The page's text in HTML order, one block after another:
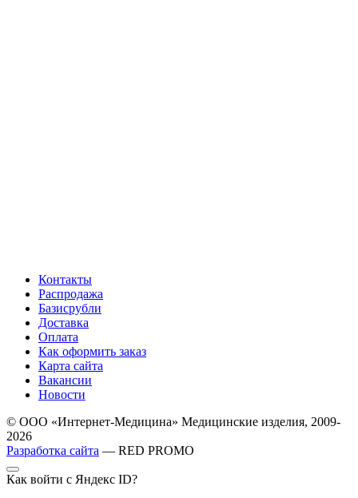
Контакты
Распродажа
Базисрубли
Доставка
Оплата
Как оформить заказ
Карта сайта
Вакансии
Новости
© ООО «Интернет-Медицина» Медицинские изделия, 2009-
2026
Разработка сайта — RED PROMO
Как войти с Яндекс ID?